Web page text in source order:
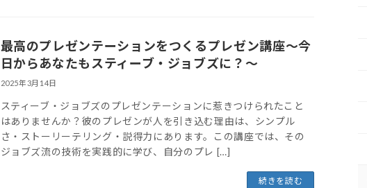
最高のプレゼンテーションをつくるプレゼン講座～今
日からあなたもスティーブ・ジョブズに？～
2025年3月14日
スティーブ・ジョブズのプレゼンテーションに惹きつけられたこと
はありませんか？彼のプレゼンが人を引き込む理由は、シンプル
さ・ストーリーテリング・説得力にあります。この講座では、その
ジョブズ流の技術を実践的に学び、自分のプレ […]
続きを読む